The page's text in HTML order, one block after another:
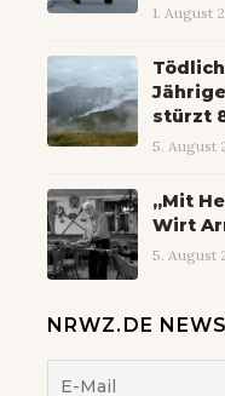
1. August
stürzt
5. August
„Mit
Wirt
5. August
NRWZ.DE